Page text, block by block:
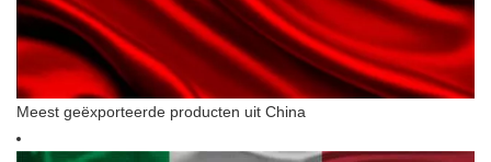
Meest geëxporteerde producten uit China